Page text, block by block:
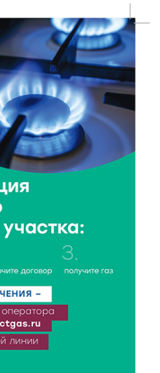
регионов активнее
в Тверской области
готовятся к ухудшению
прошлого: что
в Торжке
ожидаются ливни,
вписать свои семьи в